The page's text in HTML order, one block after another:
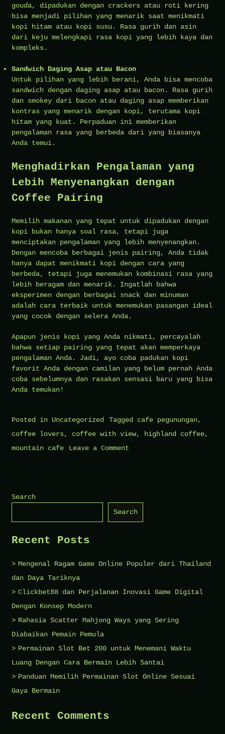
gouda, dipadukan dengan crackers atau roti kering
bisa menjadi pilihan yang menarik saat menikmati
kopi hitam atau kopi susu. Rasa gurih dan asin
dari keju melengkapi rasa kopi yang lebih kaya dan
kompleks.
Sandwich Daging Asap atau Bacon
Untuk pilihan yang lebih berani, Anda bisa mencoba
sandwich dengan daging asap atau bacon. Rasa gurih
dan smokey dari bacon atau daging asap memberikan
kontras yang menarik dengan kopi, terutama kopi
hitam yang kuat. Perpaduan ini memberikan
pengalaman rasa yang berbeda dari yang biasanya
Anda temui.
Menghadirkan Pengalaman yang
Lebih Menyenangkan dengan
Coffee Pairing
Memilih makanan yang tepat untuk dipadukan dengan
kopi bukan hanya soal rasa, tetapi juga
menciptakan pengalaman yang lebih menyenangkan.
Dengan mencoba berbagai jenis pairing, Anda tidak
hanya dapat menikmati kopi dengan cara yang
berbeda, tetapi juga menemukan kombinasi rasa yang
lebih beragam dan menarik. Ingatlah bahwa
eksperimen dengan berbagai snack dan minuman
adalah cara terbaik untuk menemukan pasangan ideal
yang cocok dengan selera Anda.
Apapun jenis kopi yang Anda nikmati, percayalah
bahwa setiap pairing yang tepat akan memperkaya
pengalaman Anda. Jadi, ayo coba padukan kopi
favorit Anda dengan camilan yang belum pernah Anda
coba sebelumnya dan rasakan sensasi baru yang bisa
Anda temukan!
Posted in Uncategorized Tagged cafe pegunungan,
coffee lovers, coffee with view, highland coffee,
mountain cafe
Leave a Comment
dan
Search
Search
Recent Posts
Mengenal Ragam Game Online Populer dari Thailand
dan Daya Tariknya
Clickbet88 dan Perjalanan Inovasi Game Digital
Dengan Konsep Modern
Rahasia Scatter Mahjong Ways yang Sering
Diabaikan Pemain Pemula
Permainan Slot Bet 200 untuk Menemani Waktu
Luang Dengan Cara Bermain Lebih Santai
Panduan Memilih Permainan Slot Online Sesuai
Gaya Bermain
Recent Comments